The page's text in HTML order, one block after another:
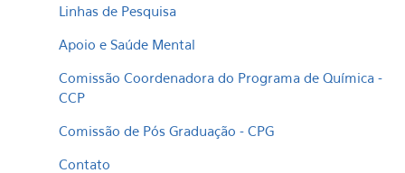
Linhas de Pesquisa
Apoio e Saúde Mental
Comissão Coordenadora do Programa de Química -
CCP
Comissão de Pós Graduação - CPG
Contato